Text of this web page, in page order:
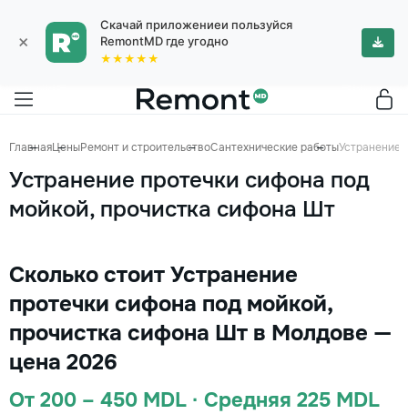
×
Скачай приложениеи пользуйся
RemontMD где угодно
★★★★★
ГлавнаяЦеныРемонт и строительствоСантехнические работыУстранение
Устранение протечки сифона под
мойкой, прочистка сифона Шт
Сколько стоит Устранение
протечки сифона под мойкой,
прочистка сифона Шт в Молдове —
цена 2026
От 200 – 450 MDL · Средняя 225 MDL